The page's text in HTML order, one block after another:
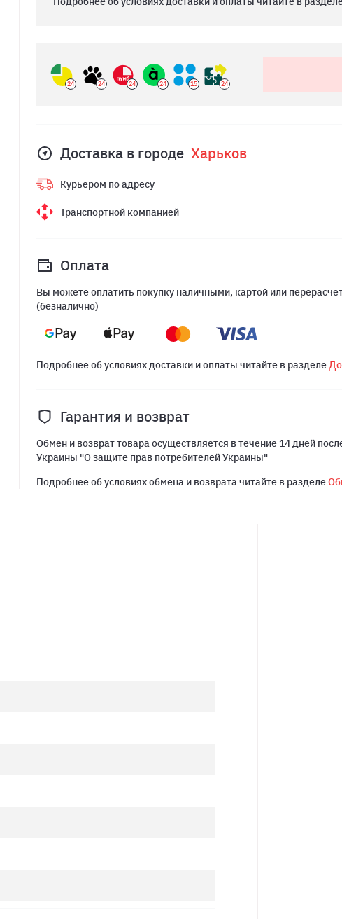
24 24 24 24 15 24
Доставка в городе Харьков
Курьером по адресу
Транспортной компанией
Оплата
Вы можете оплатить покупку наличными, картой или
(безналично)
Подробнее об условиях доставки и оплаты читайте в разделе
Гарантия и возврат
Обмен и возврат товара осуществляется в течение 14 дней
Украины "О защите прав потребителей Украины"
Подробнее об условиях обмена и возврата читайте в разделе